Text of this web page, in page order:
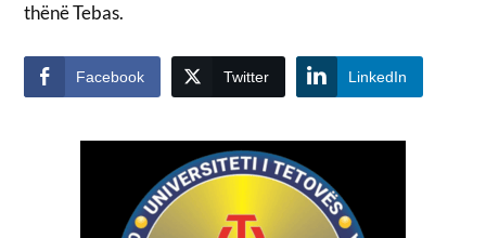
thënë Tebas.
Facebook Twitter LinkedIn